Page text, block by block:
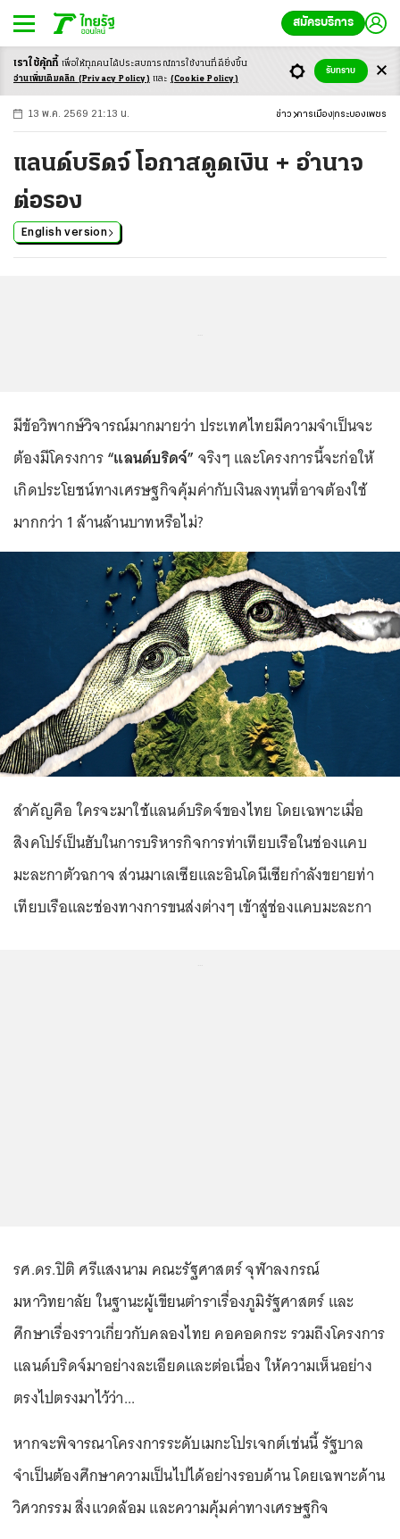
สมัครบริการ
-ก ก ก+
13 พ.ค. 2569 21:13 น. ข่าว การเมืองกระบองเพชร
แลนด์บริดจ์ โอกาสดูดเงิน + อำนาจ
ต่อรอง
English version
มีข้อวิพากษ์วิจารณ์มากมายว่า ประเทศไทยมีความจำเป็นจะ
ต้องมีโครงการ“แลนด์บริดจ์” จริงๆ และโครงการนี้จะก่อให้
เกิดประโยชน์ทางเศรษฐกิจคุ้มค่ากับเงินลงทุนที่อาจต้องใช้
มากกว่า 1 ล้านล้านบาทหรือไม่?
สำคัญคือ ใครจะมาใช้แลนด์บริดจ์ของไทย โดยเฉพาะเมื่อ
สิงคโปร์เป็นฮับในการบริหารกิจการท่าเทียบเรือในช่องแคบ
มะละกาตัวฉกาจ ส่วนมาเลเซียและอินโดนีเซียกำลังขยายท่า
เทียบเรือและช่องทางการขนส่งต่างๆ เข้าสู่ช่องแคบมะละกา
รศ.ดร.ปิติ ศรีแสงนาม คณะรัฐศาสตร์ จุฬาลงกรณ์
มหาวิทยาลัย ในฐานะผู้เขียนตำราเรื่องภูมิรัฐศาสตร์ และ
ศึกษาเรื่องราวเกี่ยวกับคลองไทย คอคอดกระ รวมถึงโครงการ
แลนด์บริดจ์มาอย่างละเอียดและต่อเนื่อง ให้ความเห็นอย่าง
ตรงไปตรงมาไว้ว่า...
หากจะพิจารณาโครงการระดับเมกะโปรเจกต์เช่นนี้ รัฐบาล
จำเป็นต้องศึกษาความเป็นไปได้อย่างรอบด้าน โดยเฉพาะด้าน
วิศวกรรม สิ่งแวดล้อม และความคุ้มค่าทางเศรษฐกิจ
เราใช้คุ้กกี้ เพื่อให้ทุกคนได้ประสบการณ์การใช้งานที่ดียิ่งขึ้น
อ่านเพิ่มเติมคลิก (Privacy Policy) และ (Cookie Policy)
รับทราบ